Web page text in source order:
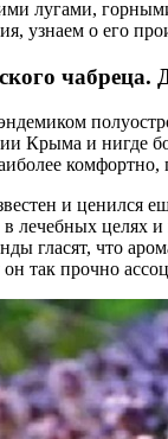
лугами,
узнаем о его
чабреца.
Крыма и нигде
и ценился
лечебных целях
гласят, что
так прочно